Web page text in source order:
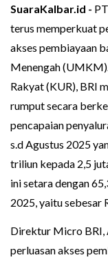
SuaraKalbar.id -
terus memperkuat
akses pembiayaan
Menengah
Rakyat (KUR), BRI
rumput secara
pencapaian
s.d Agustus 2025
triliun kepada 2,5
ini setara dengan
2025, yaitu sebesar
Direktur Micro BRI,
perluasan akses